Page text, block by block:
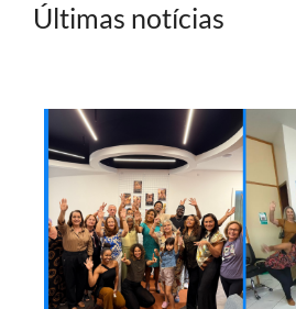
Últimas notícias